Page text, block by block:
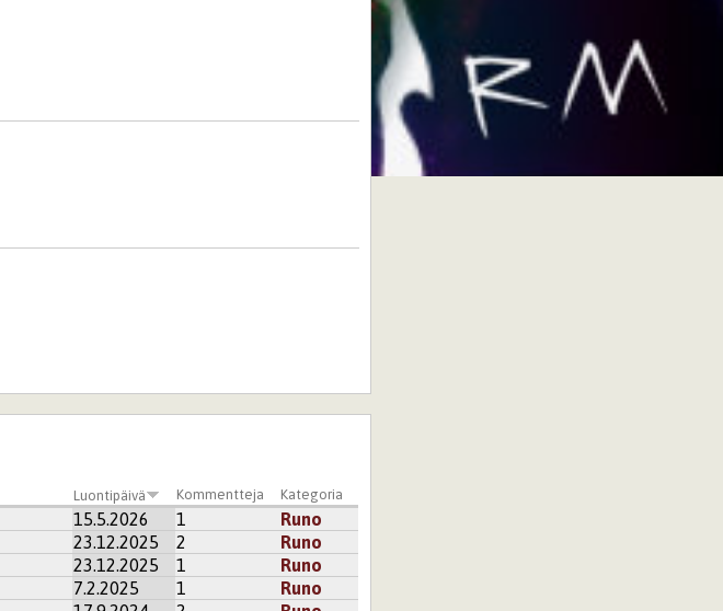
Luontipäivä Kommentteja Kategoria
15.5.2026 1
Runo
23.12.2025 2
Runo
23.12.2025 1
Runo
7.2.2025 1
Runo